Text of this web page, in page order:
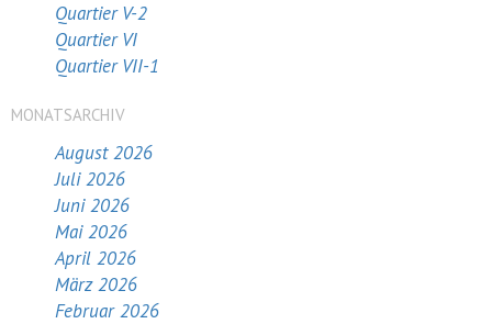
Quartier V-2
Quartier VI
Quartier VII-1
MONATSARCHIV
August 2026
Juli 2026
Juni 2026
Mai 2026
April 2026
März 2026
Februar 2026